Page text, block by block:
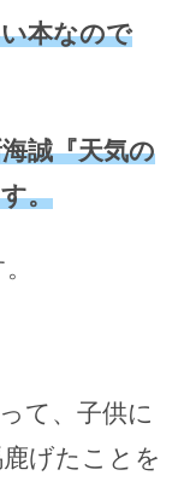
本なので
誠『天気の
。
て、子供に
げたことを